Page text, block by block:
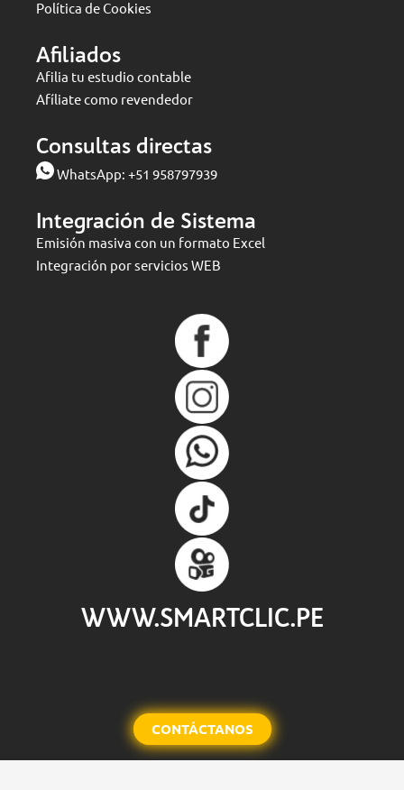
Política de Cookies
Afiliados
Afilia tu estudio contable
Afíliate como revendedor
Consultas directas
WhatsApp: +51 958797939
Integración de Sistema
Emisión masiva con un formato Excel
Integración por servicios WEB
WWW.SMARTCLIC.PE
CONTÁCTANOS